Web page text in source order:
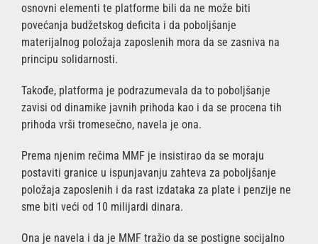
osnovni elementi te platforme bili da ne može biti
povećanja budžetskog deficita i da poboljšanje
materijalnog položaja zaposlenih mora da se zasniva na
principu solidarnosti.
Takođe, platforma je podrazumevala da to poboljšanje
zavisi od dinamike javnih prihoda kao i da se procena tih
prihoda vrši tromesečno, navela je ona.
Prema njenim rečima MMF je insistirao da se moraju
postaviti granice u ispunjavanju zahteva za poboljšanje
položaja zaposlenih i da rast izdataka za plate i penzije ne
sme biti veći od 10 milijardi dinara.
Ona je navela i da je MMF tražio da se postigne socijalno